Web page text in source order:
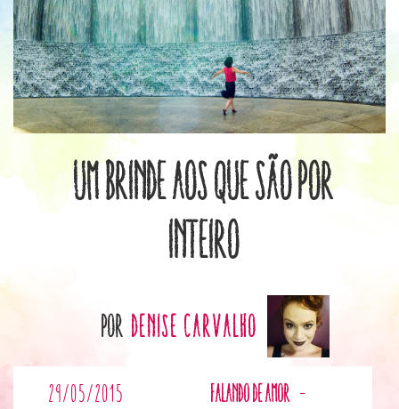
Um brinde aos que são por
inteiro
por Denise Carvalho
29/05/2015 Falando de Amor -